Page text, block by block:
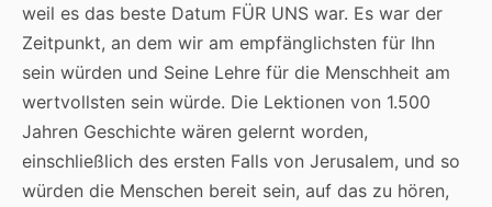
weil es das beste Datum FÜR UNS war. Es war der
Zeitpunkt, an dem wir am empfänglichsten für Ihn
sein würden und Seine Lehre für die Menschheit am
wertvollsten sein würde. Die Lektionen von 1.500
Jahren Geschichte wären gelernt worden,
einschließlich des ersten Falls von Jerusalem, und so
würden die Menschen bereit sein, auf das zu hören,